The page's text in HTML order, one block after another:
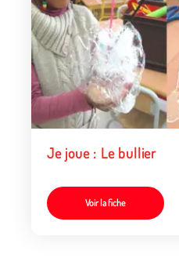
Je joue : Le bullier
Voir la fiche